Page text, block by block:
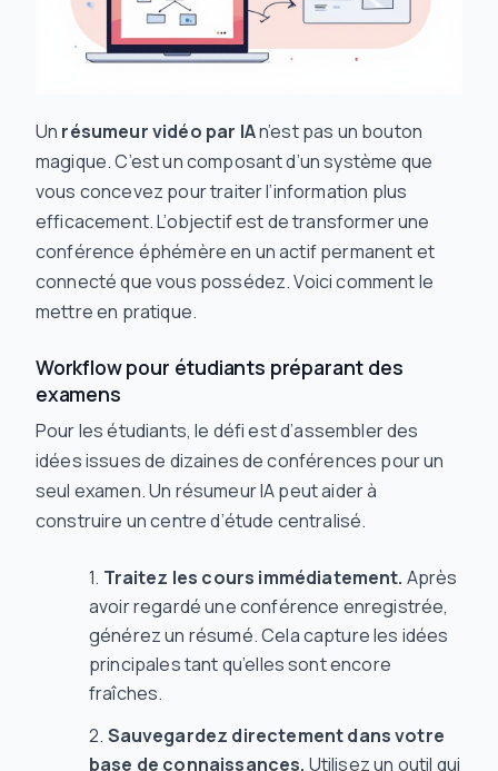
Un résumeur vidéo par IAn’est pas un bouton
magique. C’est un composant d’un système que
vous concevez pour traiter l’information plus
efficacement. L’objectif est de transformer une
conférence éphémère en un actif permanent et
connecté que vous possédez. Voici comment le
mettre en pratique.
Workflow pour étudiants préparant des
examens
Pour les étudiants, le défi est d’assembler des
idées issues de dizaines de conférences pour un
seul examen. Un résumeur IA peut aider à
construire un centre d’étude centralisé.
Traitez les cours immédiatement. Après
avoir regardé une conférence enregistrée,
générez un résumé. Cela capture les idées
principales tant qu’elles sont encore
fraîches.
Sauvegardez directement dans votre
base de connaissances. Utilisez un outil qui